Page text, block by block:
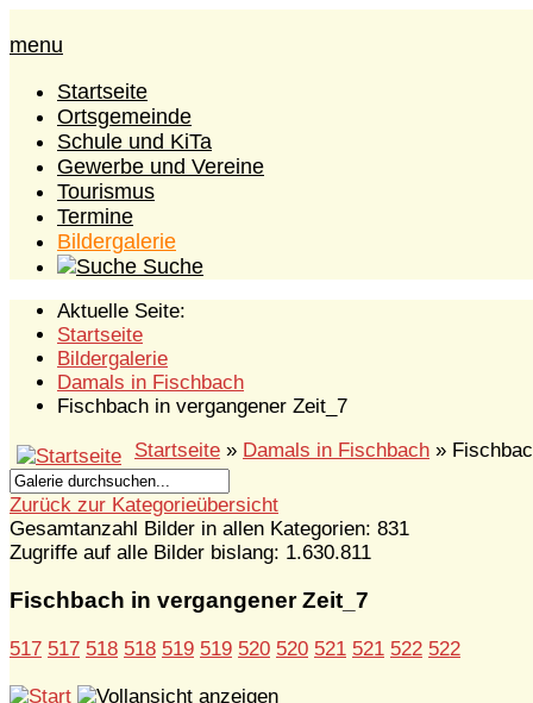
menu
Startseite
Ortsgemeinde
Schule und KiTa
Gewerbe und Vereine
Tourismus
Termine
Bildergalerie
Suche
Aktuelle Seite:
Startseite
Bildergalerie
Damals in Fischbach
Fischbach in vergangener Zeit_7
Startseite » Damals in Fischbach »
Zurück zur Kategorieübersicht
Gesamtanzahl Bilder in allen Kategorien: 831
Zugriffe auf alle Bilder bislang: 1.630.811
Fischbach in vergangener Zeit_7
517 517 518 518 519 519 520 520 521 521 522 522